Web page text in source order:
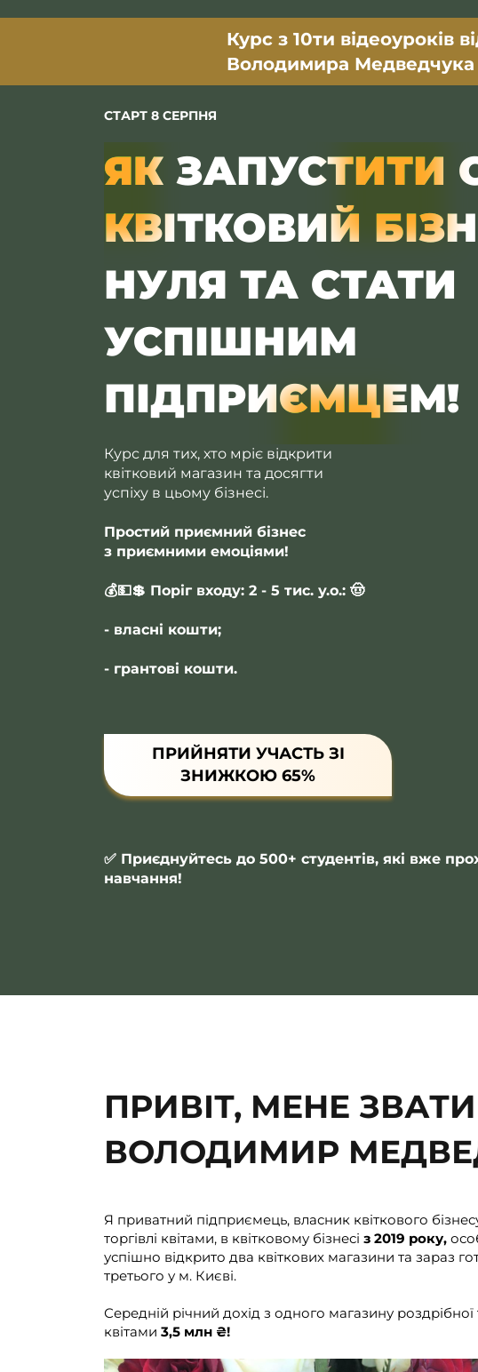
Курс з 10ти відеоуроків
Володимира Медведчука
СТАРТ 8 СЕРПНЯ
ЯК ЗАПУСТИТИ
КВІТКОВИЙ
НУЛЯ ТА СТАТИ
УСПІШНИМ
ПІДПРИЄМЦЕМ!
Курс для тих, хто мріє відкрити
квітковий магазин та досягти
успіху в цьому бізнесі.
Простий приємний бізнес
з приємними емоціями!
💰💵💲 Поріг входу: 2 - 5 тис. у.о.: 🤠
- власні кошти;
- грантові кошти.
ПРИЙНЯТИ УЧАСТЬ ЗІ
ЗНИЖКОЮ 65%
✅ Приєднуйтесь до 500+ студентів, які вже
навчання!
ПРИВІТ, МЕНЕ ЗВАТИ
ВОЛОДИМИР
Я приватний підприємець, власник квіткового
торгівлі квітами, в квітковому бізнесі з 2019 року,
успішно відкрито два квіткових магазини та зараз
третього у м. Києві.
Середній річний дохід з одного магазину роздрібної
квітами 3,5 млн ₴!